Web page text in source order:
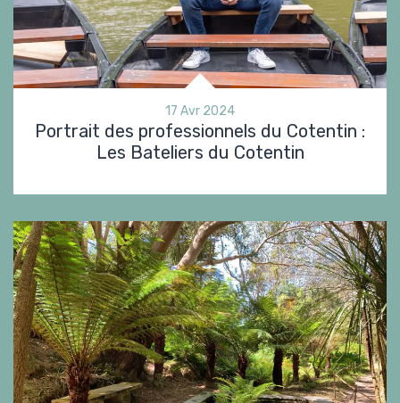
17 Avr 2024
Portrait des professionnels du Cotentin :
Les Bateliers du Cotentin